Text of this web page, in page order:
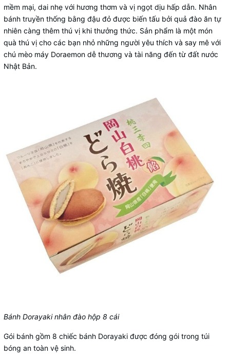
mềm mại, dai nhẹ với hương thơm và vị ngọt dịu hấp dẫn. Nhân
bánh truyền thống bằng đậu đỏ được biến tấu bởi quả đào ăn tự
nhiên càng thêm thú vị khi thưởng thức. Sản phẩm là một món
quà thú vị cho các bạn nhỏ những người yêu thích và say mê với
chú mèo máy Doraemon dễ thương và tài năng đến từ đất nước
Nhật Bản.
Bánh Dorayaki nhân đào hộp 8 cái
Gói bánh gồm 8 chiếc bánh Dorayaki được đóng gói trong túi
bóng an toàn vệ sinh.